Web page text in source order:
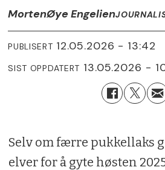
MortenØye Engelien
PUBLISERT 12.05.2026 - 13:42
SIST OPPDATERT 13.05.2026 -
Selv om færre pukkellaks
elver for å gyte høsten